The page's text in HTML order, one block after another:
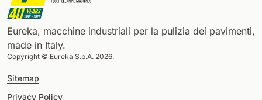
Eureka, macchine industriali per la pulizia dei pavimenti,
made in Italy.
Copyright © Eureka S.p.A. 2026.
Sitemap
Privacy Policy